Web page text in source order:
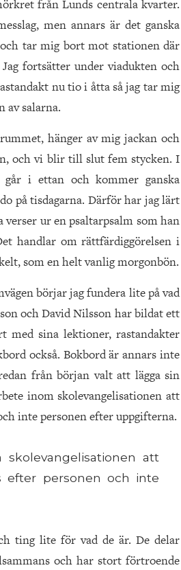
från Lunds centrala kvarter.
men annars är det ganska
tar mig bort mot stationen där
fortsätter under viadukten och
nu tio i åtta så jag tar mig
av salarna.
hänger av mig jackan och
och vi blir till slut fem stycken. I
i ettan och kommer ganska
på tisdagarna. Därför har jag lärt
verser ur en psaltarpsalm som han
handlar om rättfärdiggörelsen i
som en helt vanlig morgonbön.
börjarjag fundera lite på vad
och David Nilsson har bildat ett
med sina lektioner, rastandakter
också. Bokbord är annars inte
från början valt att lägga sin
inom skolevangelisationen att
inte personen efter uppgifterna.
att
efter personen och inte
ting lite för vad de är. De delar
och har stort förtroende